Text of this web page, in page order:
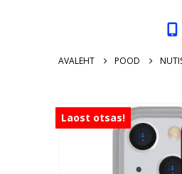
AVALEHT POOD
Laost otsas!